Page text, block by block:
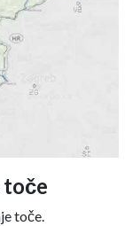
toče
toče.